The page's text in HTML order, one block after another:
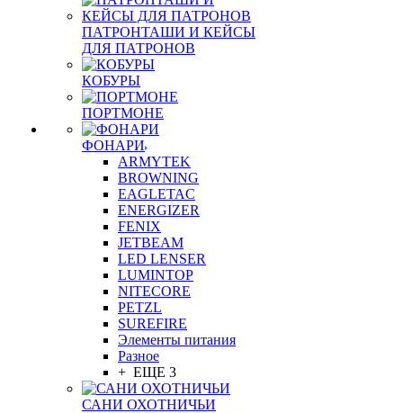
ПАТРОНТАШИ И КЕЙСЫ
ДЛЯ ПАТРОНОВ
КОБУРЫ
ПОРТМОНЕ
ФОНАРИ
ARMYTEK
BROWNING
EAGLETAC
ENERGIZER
FENIX
JETBEAM
LED LENSER
LUMINTOP
NITECORE
PETZL
SUREFIRE
Элементы питания
Разное
+ ЕЩЕ 3
САНИ ОХОТНИЧЬИ